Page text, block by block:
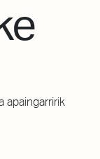
apaingarririk